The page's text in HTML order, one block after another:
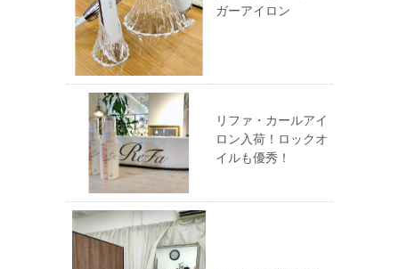
ガーアイロン
リファ・カールアイ
ロン入荷！ロックオ
イルも優秀！